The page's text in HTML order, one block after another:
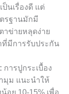
ป็นเรื่องดี แต่
รฐานมักมี
าข่ายหลุดง่าย
ที่มีการรับประกัน
การปูกระเบื้อง
มุม แนะนำให้